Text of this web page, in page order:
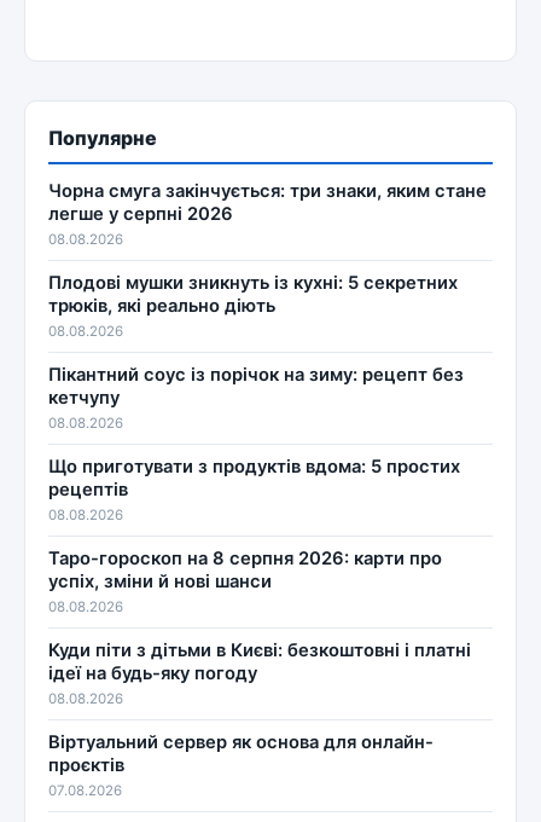
Популярне
Чорна смуга закінчується: три знаки, яким стане
легше у серпні 2026
08.08.2026
Плодові мушки зникнуть із кухні: 5 секретних
трюків, які реально діють
08.08.2026
Пікантний соус із порічок на зиму: рецепт без
кетчупу
08.08.2026
Що приготувати з продуктів вдома: 5 простих
рецептів
08.08.2026
Таро-гороскоп на 8 серпня 2026: карти про
успіх, зміни й нові шанси
08.08.2026
Куди піти з дітьми в Києві: безкоштовні і платні
ідеї на будь-яку погоду
08.08.2026
Віртуальний сервер як основа для онлайн-
проєктів
07.08.2026